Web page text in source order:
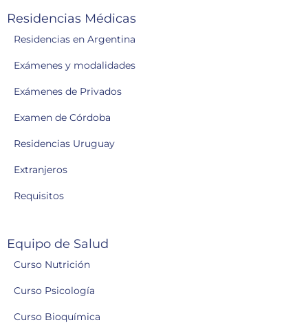
Residencias Médicas
Residencias en Argentina
Exámenes y modalidades
Exámenes de Privados
Examen de Córdoba
Residencias Uruguay
Extranjeros
Requisitos
Equipo de Salud
Curso Nutrición
Curso Psicología
Curso Bioquímica